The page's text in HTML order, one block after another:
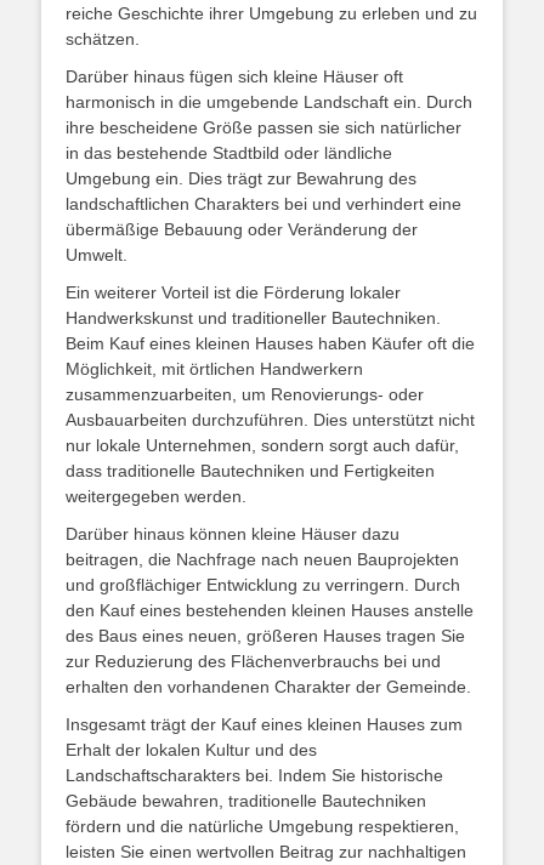
reiche Geschichte ihrer Umgebung zu erleben und zu
schätzen.
Darüber hinaus fügen sich kleine Häuser oft
harmonisch in die umgebende Landschaft ein. Durch
ihre bescheidene Größe passen sie sich natürlicher
in das bestehende Stadtbild oder ländliche
Umgebung ein. Dies trägt zur Bewahrung des
landschaftlichen Charakters bei und verhindert eine
übermäßige Bebauung oder Veränderung der
Umwelt.
Ein weiterer Vorteil ist die Förderung lokaler
Handwerkskunst und traditioneller Bautechniken.
Beim Kauf eines kleinen Hauses haben Käufer oft die
Möglichkeit, mit örtlichen Handwerkern
zusammenzuarbeiten, um Renovierungs- oder
Ausbauarbeiten durchzuführen. Dies unterstützt nicht
nur lokale Unternehmen, sondern sorgt auch dafür,
dass traditionelle Bautechniken und Fertigkeiten
weitergegeben werden.
Darüber hinaus können kleine Häuser dazu
beitragen, die Nachfrage nach neuen Bauprojekten
und großflächiger Entwicklung zu verringern. Durch
den Kauf eines bestehenden kleinen Hauses anstelle
des Baus eines neuen, größeren Hauses tragen Sie
zur Reduzierung des Flächenverbrauchs bei und
erhalten den vorhandenen Charakter der Gemeinde.
Insgesamt trägt der Kauf eines kleinen Hauses zum
Erhalt der lokalen Kultur und des
Landschaftscharakters bei. Indem Sie historische
Gebäude bewahren, traditionelle Bautechniken
fördern und die natürliche Umgebung respektieren,
leisten Sie einen wertvollen Beitrag zur nachhaltigen